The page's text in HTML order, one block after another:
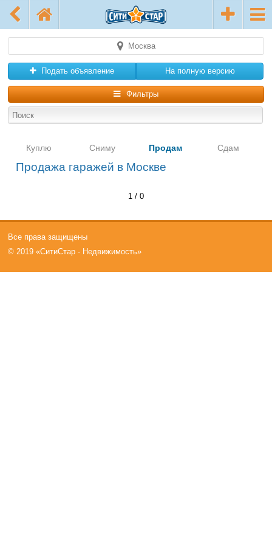
Москва
Подать объявление На полную версию
Фильтры
Куплю Сниму Продам Сдам
Продажа гаражей в Москве
1 / 0
Все права защищены
© 2019 «СитиСтар - Недвижимость»